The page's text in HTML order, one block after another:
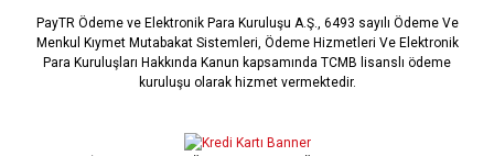
PayTR Ödeme ve Elektronik Para Kuruluşu A.Ş., 6493 sayılı Ödeme Ve
Menkul Kıymet Mutabakat Sistemleri, Ödeme Hizmetleri Ve Elektronik
Para Kuruluşları Hakkında Kanun kapsamında TCMB lisanslı ödeme
kuruluşu olarak hizmet vermektedir.